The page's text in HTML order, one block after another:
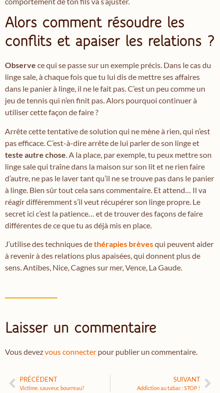
Alors comment résoudre les
conflits et apaiser les relations ?
Observe ce qui se passe sur un exemple précis. Dans le cas du
linge sale, à chaque fois que tu lui dis de mettre ses affaires
dans le panier à linge, il ne le fait pas. C’est un peu comme un
jeu de tennis qui n’en finit pas. Alors pourquoi continuer à
utiliser cette façon de faire ?
Arrête cette tentative de solution qui ne mène à rien, qui n’est
pas efficace. C’est-à-dire arrête de lui parler de son linge et
teste autre chose . A la place, par exemple, tu peux mettre son
linge sale qui traîne dans la maison sur son lit et ne rien faire
d’autre, ne pas le laver tant qu’il ne se trouve pas dans le panier
à linge. Bien sûr tout cela sans commentaire. Et attend… Il va
réagir différemment s’il veut récupérer son linge propre. Le
secret ici c’est la patience… et de trouver des façons de faire
différentes de ce que tu as déjà mis en place.
J’utilise des techniques dethérapies brèvesqui peuvent aider
à revenir à des relations plus apaisées, qui donnent plus de
sens. Antibes, Nice, Cagnes sur mer, Vence, La Gaude.
Laisser un commentaire
Vous devezvous connecter pour publier un commentaire.
PRÉCÉDENT
Victime, sauveur, bourreau?
SUIVANT
Addiction au tabac : STOP !